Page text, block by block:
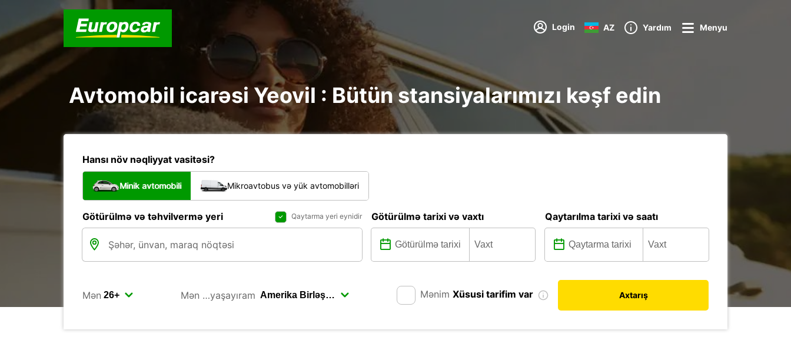
Login AZ Yardım Menyu
Avtomobil icarəsi Yeovil : Bütün stansiyalarımızı kəşf edin
Hansı növ nəqliyyat vasitəsi?
Minik avtomobili Mikroavtobus və yük avtomobilləri
Götürülmə və təhvilvermə yeri Qaytarma yeri eynidir Götürülmə tarixi və vaxtı Qaytarılma tarixi və saatı
Mən Mən …yaşayıram Mənim Xüsusi tarifim var Axtarış